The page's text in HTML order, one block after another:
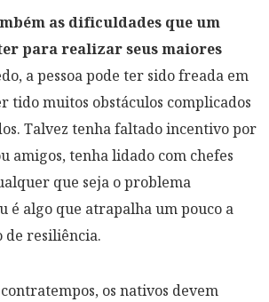
as dificuldades que um
para realizar seus maiores
a pessoa pode ter sido freada em
tido muitos obstáculos complicados
Talvez tenha faltado incentivo por
amigos, tenha lidado com chefes
que seja o problema
é algo que atrapalha um pouco a
de resiliência.
os nativos devem